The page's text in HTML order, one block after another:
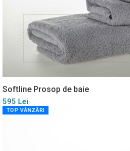
Softline Prosop de baie
595 Lei
TOP VÂNZĂRI